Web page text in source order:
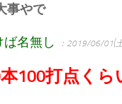
事やで
ば名無し ：2019/06/01(
100打点く